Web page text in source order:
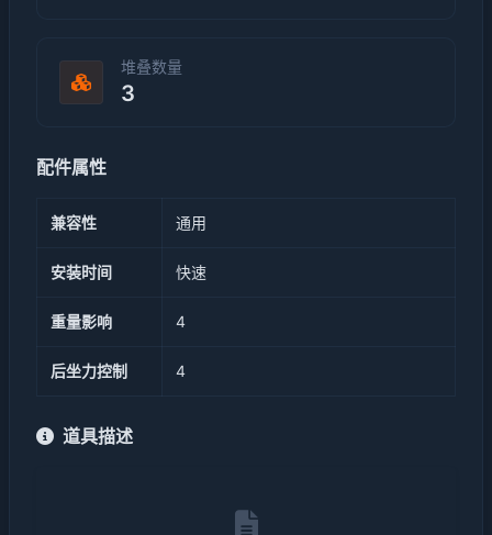
堆叠数量
3
配件属性
兼容性 通用
安装时间 快速
重量影响 4
后坐力控制 4
道具描述